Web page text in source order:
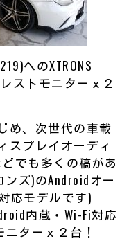
へのXTRONS
ストモニターｘ２
め、次世代の車載
スプレイオーディ
でも多くの稿があ
ンズ)のAndroidオー
応モデルです)
内蔵・Wi-Fi対応
ターｘ２台！